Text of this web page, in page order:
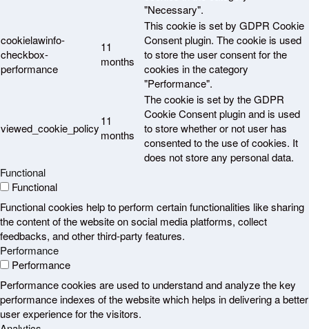
"Necessary".
cookielawinfo-
checkbox-
performance
11
months
This cookie is set by GDPR Cookie
Consent plugin. The cookie is used
to store the user consent for the
cookies in the category
"Performance".
viewed_cookie_policy
11
months
The cookie is set by the GDPR
Cookie Consent plugin and is used
to store whether or not user has
consented to the use of cookies. It
does not store any personal data.
Functional
Functional
Functional cookies help to perform certain functionalities like sharing
the content of the website on social media platforms, collect
feedbacks, and other third-party features.
Performance
Performance
Performance cookies are used to understand and analyze the key
performance indexes of the website which helps in delivering a better
user experience for the visitors.